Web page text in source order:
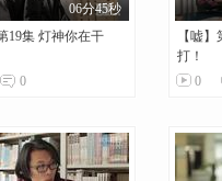
06分45秒
19集 灯神你在干
0
【嘘
打！
0